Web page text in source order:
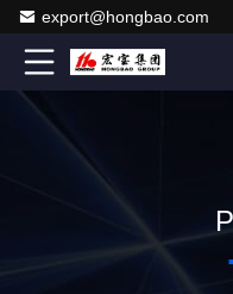
export@hongbao.com